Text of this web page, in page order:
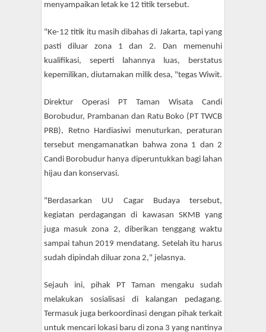
menyampaikan letak ke 12 titik tersebut.
"Ke-12 titik itu masih dibahas di Jakarta, tapi yang
pasti diluar zona 1 dan 2. Dan memenuhi
kualifikasi, seperti lahannya luas, berstatus
kepemilikan, diutamakan milik desa, "tegas Wiwit.
Direktur Operasi PT Taman Wisata Candi
Borobudur, Prambanan dan Ratu Boko (PT TWCB
PRB), Retno Hardiasiwi menuturkan, peraturan
tersebut mengamanatkan bahwa zona 1 dan 2
Candi Borobudur hanya diperuntukkan bagi lahan
hijau dan konservasi.
"Berdasarkan UU Cagar Budaya tersebut,
kegiatan perdagangan di kawasan SKMB yang
juga masuk zona 2, diberikan tenggang waktu
sampai tahun 2019 mendatang. Setelah itu harus
sudah dipindah diluar zona 2," jelasnya.
Sejauh ini, pihak PT Taman mengaku sudah
melakukan sosialisasi di kalangan pedagang.
Termasuk juga berkoordinasi dengan pihak terkait
untuk mencari lokasi baru di zona 3 yang nantinya